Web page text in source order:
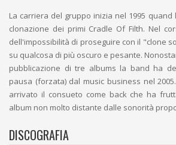
La carriera del gruppo inizia nel 1995
clonazione dei primi Cradle Of Filth. Nel
dell'impossibilità di proseguire con il "clone
su qualcosa di più oscuro e pesante.
pubblicazione di tre albums la band ha
pausa (forzata) dal music business nel
arrivato il consueto come back che ha
album non molto distante dalle sonorità
DISCOGRAFIA